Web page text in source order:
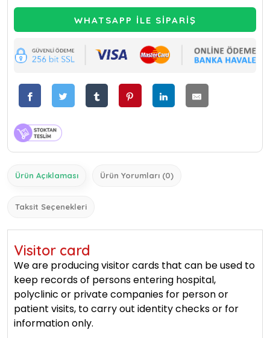
WHATSAPP İLE SİPARİŞ
Ürün Açıklaması Ürün Yorumları (0)
Taksit Seçenekleri
Visitor card
We are producing visitor cards that can be used to
keep records of persons entering hospital,
polyclinic or private companies for person or
patient visits, to carry out identity checks or for
information only.